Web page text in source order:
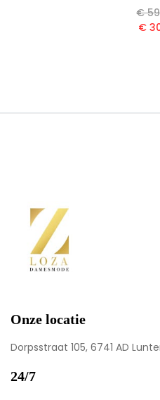
€
€
Onze locatie
Dorpsstraat 105, 6741 AD
24/7